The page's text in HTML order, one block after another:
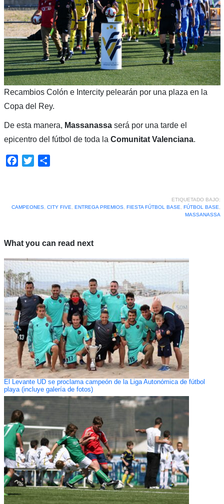
Recambios Colón e Intercity pelearán por una plaza en la
Copa del Rey.
De esta manera, Massanassaserá por una tarde el
epicentro del fútbol de toda la Comunitat Valenciana.
Facebook
Twitter
ETIQUETADO BAJO:
CAMPEONES, CITY FIVE ENTREGA PREMIOS, FIESTA FÚTBOL BASE FÚTBOL BASE
MASSANASSA
What you can read next
El Levante UD se proclama campeón de la Liga Autonómica de fútbol
playa (incluye galería de fotos)